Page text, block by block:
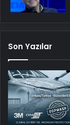
Son Yazılar